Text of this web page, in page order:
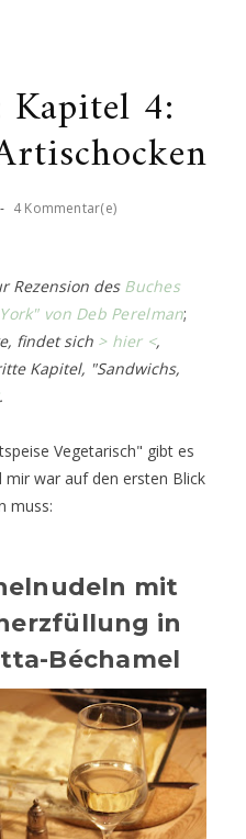
4:
- 4 Kommentar(e)
Rezension desBuches
von Deb Perelman;
findet sich > hier <,
Kapitel, "Sandwichs,
.
Vegetarisch" gibt es
mir war auf den ersten Blick
muss:
mit
in
Béchamel